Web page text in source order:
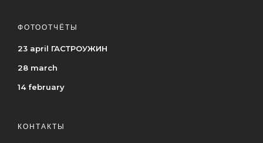
ФОТООТЧЁТЫ
23 april ГАСТРОУЖИН
28 march
14 february
КОНТАКТЫ